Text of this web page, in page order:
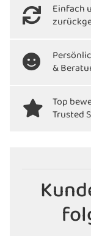
Einfach
&
Top
Trusted